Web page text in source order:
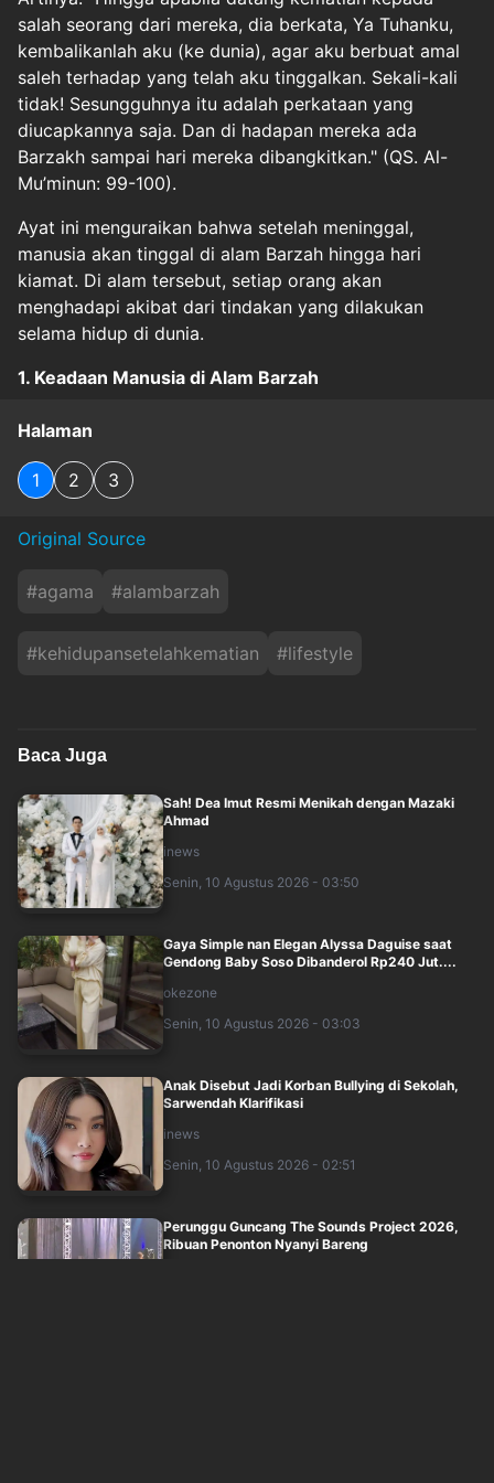
salah seorang dari mereka, dia berkata, Ya Tuhanku,
kembalikanlah aku (ke dunia), agar aku berbuat amal
saleh terhadap yang telah aku tinggalkan. Sekali-kali
tidak! Sesungguhnya itu adalah perkataan yang
diucapkannya saja. Dan di hadapan mereka ada
Barzakh sampai hari mereka dibangkitkan." (QS. Al-
Mu’minun: 99-100).
Ayat ini menguraikan bahwa setelah meninggal,
manusia akan tinggal di alam Barzah hingga hari
kiamat. Di alam tersebut, setiap orang akan
menghadapi akibat dari tindakan yang dilakukan
selama hidup di dunia.
1. Keadaan Manusia di Alam Barzah
Halaman
1 2 3
Original Source
#agama #alambarzah
#kehidupansetelahkematian #lifestyle
Baca Juga
Sah! Dea Imut Resmi Menikah dengan Mazaki
Ahmad
inews
Senin, 10 Agustus 2026 - 03:50
Gaya Simple nan Elegan Alyssa Daguise saat
Gendong Baby Soso Dibanderol Rp240 Jut....
okezone
Senin, 10 Agustus 2026 - 03:03
Anak Disebut Jadi Korban Bullying di Sekolah,
Sarwendah Klarifikasi
inews
Senin, 10 Agustus 2026 - 02:51
Perunggu Guncang The Sounds Project 2026,
Ribuan Penonton Nyanyi Bareng